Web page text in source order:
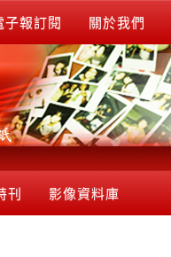
子報訂閱 關於我們
刊 影像資料庫